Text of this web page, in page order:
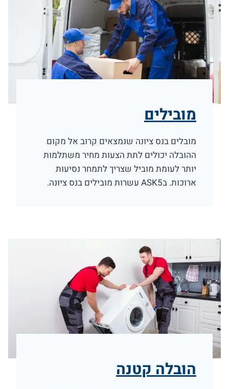
מובילים
מובלים בנס ציונה שנמצאים קרוב אל מקום
ההובלה יכולים לתת הצעות מחיר משתלמות
יותר לעומת מוביל שצריך לתמחר נסיעות
ארוכות. בASK5 עשרות מובילים בנס ציונה.
הובלה קטנה